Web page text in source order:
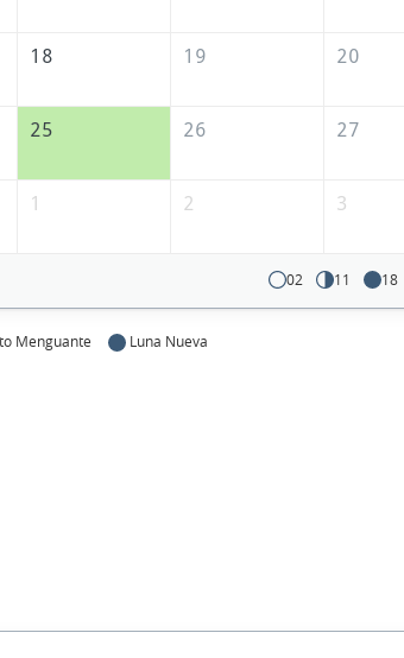
18 19 20
25 26 27
1 2 3
02 11 18
Menguante Luna Nueva